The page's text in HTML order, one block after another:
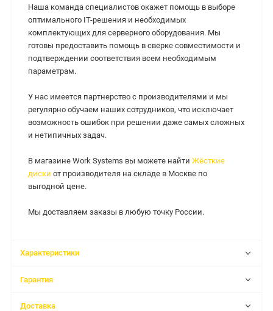
Наша команда специалистов окажет помощь в выборе
оптимального IT-решения и необходимых
комплектующих для серверного оборудования. Мы
готовы предоставить помощь в сверке совместимости и
подтверждении соответствия всем необходимым
параметрам.
У нас имеется партнерство с производителями и мы
регулярно обучаем наших сотрудников, что исключает
возможность ошибок при решении даже самых сложных
и нетипичных задач.
В магазине Work Systems вы можете найти Жёсткие
диски от производителя на складе в Москве по
выгодной цене.
Мы доставляем заказы в любую точку России.
Характеристики
Гарантия
Доставка